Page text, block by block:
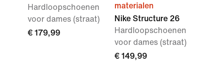
Hardloopschoenen
voor dames (straat)
€ 179,99
materialen
Nike Structure 26
Hardloopschoenen
voor dames (straat)
€ 149,99